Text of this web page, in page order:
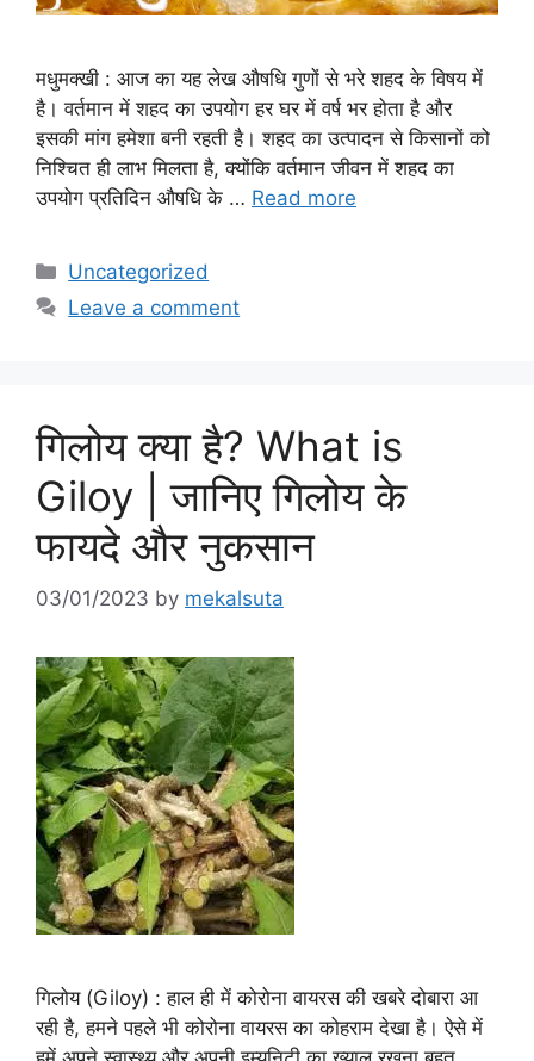
मधुमक्खी : आज का यह लेख औषधि गुणों से भरे शहद के विषय में
है। वर्तमान में शहद का उपयोग हर घर में वर्ष भर होता है और
इसकी मांग हमेशा बनी रहती है। शहद का उत्पादन से किसानों को
निश्चित ही लाभ मिलता है, क्योंकि वर्तमान जीवन में शहद का
उपयोग प्रतिदिन औषधि के … Read more
Categories
Uncategorized
Leave a comment
गिलोय क्या है? What is
Giloy | जानिए गिलोय के
फायदे और नुकसान
03/01/2023 by mekalsuta
गिलोय (Giloy) : हाल ही में कोरोना वायरस की खबरे दोबारा आ
रही है, हमने पहले भी कोरोना वायरस का कोहराम देखा है। ऐसे में